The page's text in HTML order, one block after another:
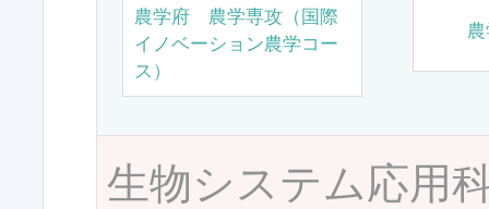
農学府 農学専攻（国際
イノベーション農学コー
ス）
生物システム応用